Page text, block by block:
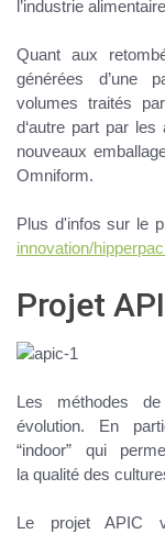
l’industrie
Quant aux
générées d’une
volumes traités
d‘autre part par
nouveaux
Omniform.
Plus d'infos sur le
innovation/
Projet
Les méthodes
évolution. En
“indoor” qui
la qualité des
Le projet APIC